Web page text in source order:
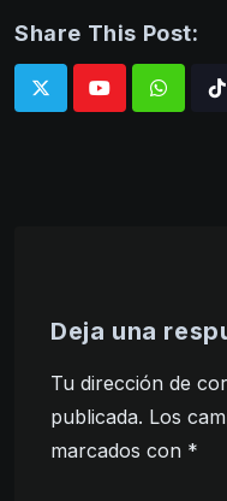
Share This Post:
Deja una
Tu dirección de
publicada. Los
marcados con *